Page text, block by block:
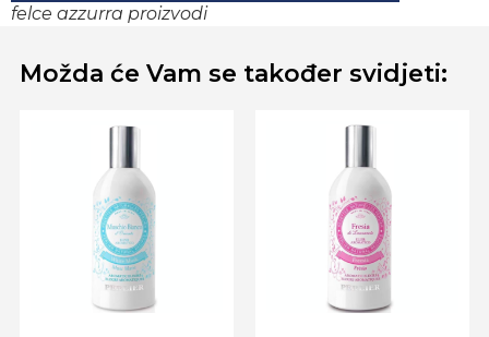
felce azzurra proizvodi
Možda će Vam se također svidjeti: